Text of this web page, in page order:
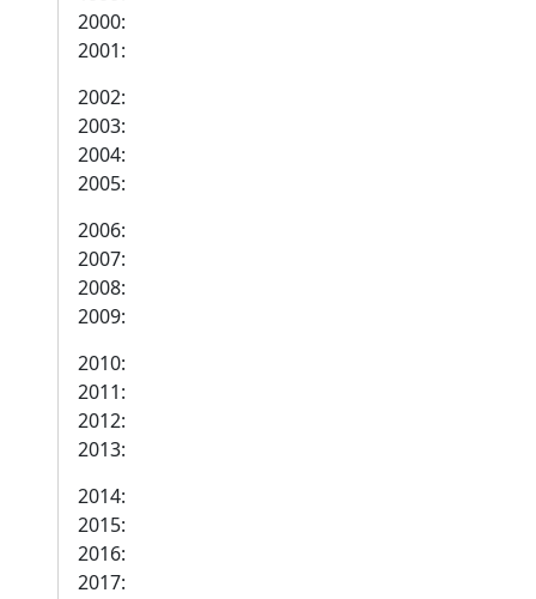
2000:
2001:
2002:
2003:
2004:
2005:
2006:
2007:
2008:
2009:
2010:
2011:
2012:
2013:
2014:
2015:
2016:
2017: